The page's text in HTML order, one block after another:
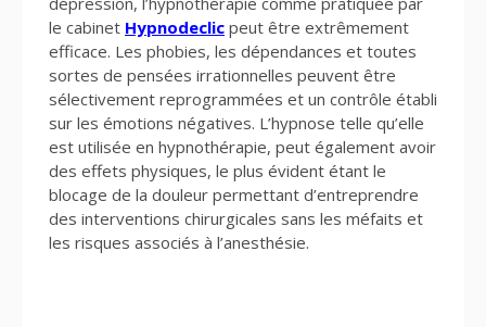
le cabinet Hypnodeclic peut être extrêmement
efficace. Les phobies, les dépendances et toutes
sortes de pensées irrationnelles peuvent être
sélectivement reprogrammées et un contrôle établi
sur les émotions négatives. L’hypnose telle qu’elle
est utilisée en hypnothérapie, peut également avoir
des effets physiques, le plus évident étant le
blocage de la douleur permettant d’entreprendre
des interventions chirurgicales sans les méfaits et
les risques associés à l’anesthésie.